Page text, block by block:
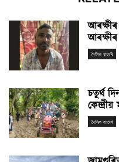
দৈনিক বাতৰি
চতুৰ্থ
দৈনিক বাতৰি